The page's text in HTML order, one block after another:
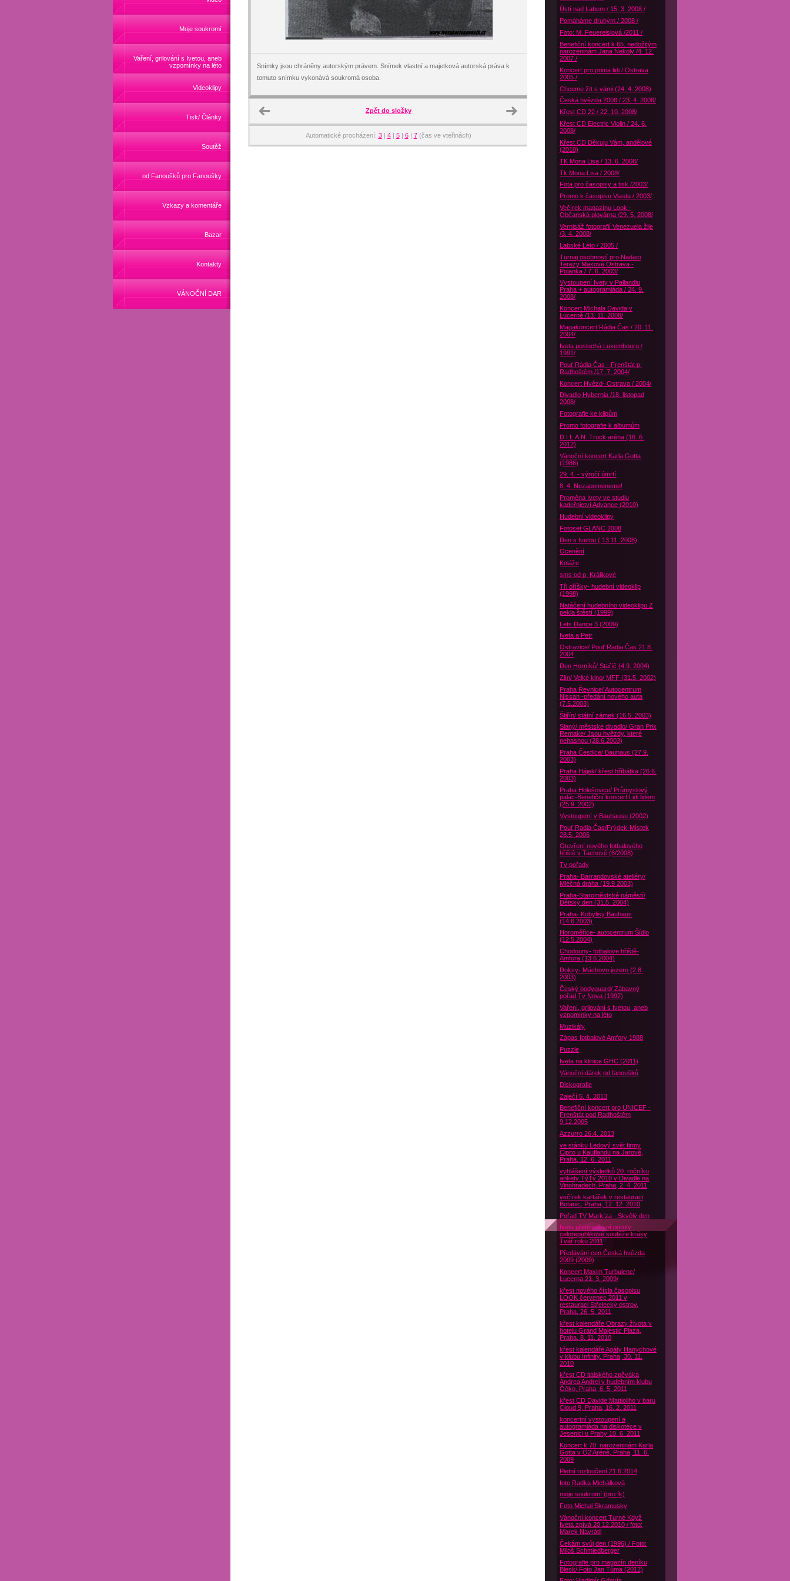
Moje soukromí
Vaření, grilování s Ivetou, aneb
vzpomínky na léto
Videoklipy
Tisk/ Články
Soutěž
od Fanoušků pro Fanoušky
Vzkazy a komentáře
Bazar
Kontakty
VÁNOČNÍ DAR
Snímky jsou chráněny autorským právem. Snímek vlastní a majetková autorská práva k
tomuto snímku vykonává soukromá osoba.
Zpět do složky
Automatické procházení: 3| 4| 5| 6| 7(čas ve vteřinách)
Ústí nad Labem / 15. 3. 2008 /
Pomáháme druhým / 2008 /
Foto: M. Feuereislová /2011 /
Benefiční koncert k 65. nedožitým
narozeninám Jana Nekoly /4. 12.
2007 /
Koncert pro prima lidi / Ostrava
2005 /
Chceme žít s vámi (24. 4. 2008)
Česká hvězda 2008 / 23. 4. 2008/
Křest CD 22 / 22. 10. 2008/
Křest CD Electric Violin / 24. 6.
2008/
Křest CD Děkuju Vám, andělové
(2010)
TK Mona Lisa / 13. 6. 2008/
Tk Mona Lisa / 2008/
Fota pro časopisy a tisk /2003/
Promo k časopisu Vlasta / 2003/
Večírek magazínu Look -
Občanská plovárna /29. 5. 2008/
Vernisáž fotografií Venezuela žije
/3. 4. 2008/
Labské Léto / 2005 /
Turnaj osobností pro Nadaci
Terezy Maxové Ostrava -
Polanka / 7. 6. 2003/
Vystoupení Ivety v Pallandiu
Praha + autogramiáda / 24. 9.
2008/
Koncert Michala Davida v
Lucerně /13. 11. 2008/
Magakoncert Rádia Čas / 20. 11.
2004/
Iveta posluchá Luxembourg /
1991/
Pouť Rádia Čas - Frenštát p.
Radhoštěm /17. 7. 2004/
Koncert Hvězd- Ostrava / 2004/
Divadlo Hybernia /18. listopad
2008/
Fotografie ke klipům
Promo fotografie k albumům
D.I.L.A.N. Truck aréna (16. 6.
2012)
Vánoční koncert Karla Gotta
(1986)
29. 4. - výročí úmrtí
8. 4. Nezapomeneme!
Proměna Ivety ve studiu
kadeřnictví Advance (2010)
Hudební videoklipy
Fotoset GLANC 2008
Den s Ivetou ( 13.11. 2008)
Ocenění
Koláže
sms od p. Králikové
Tři oříšky- hudební videoklip
(1998)
Natáčení hudebního videoklipu Z
pekla štěstí (1999)
Lets Dance 3 (2009)
Iveta a Petr
Ostravice/ Pouť Radia Čas 21.8.
2004
Den Horníků/ Staříč (4.9. 2004)
Zlín/ Velké kino/ MFF (31.5. 2002)
Praha Řevnice/ Autocentrum
Nissan -předání nového auta
(7.5.2003)
Štiřín/ státní zámek (16.5. 2003)
Slaný/ městske divadlo/ Gran Prix
Remake/ Jsou hvězdy, které
nehasnou (28.6.2003)
Praha Čestlice/ Bauhaus (27.9.
2003)
Praha Hájek/ křest hříbátka (26.6.
2003)
Praha Holešovice/ Průmyslový
palác-Benefiční koncert Lidi lidem
(25.9. 2002)
Vystoupení v Bauhausu (2002)
Pouť Radia Čas/Frýdek-Místek
28.5. 2006
Otevření nového fotbalového
hřiště v Tachově (6/2008)
Tv pořady
Praha- Barrandovské ateliéry/
Mléčná dráha (19.9 2003)
Praha-Staroměstské náměstí/
Dětský den (31.5. 2004)
Praha- Kobylisy Bauhaus
(14.6.2003)
Horoměřice- autocentrum Šídlo
(12.5.2004)
Chodouny- fotbalove hřiště-
Amfora (13.6.2004)
Doksy- Máchovo jezero (2.8.
2003)
Český bodyguard/ Zábavný
pořad Tv Nova (1997)
Vaření, grilování s Ivetou, aneb
vzpomínky na léto
Muzikály
Zápas fotbalové Amfory 1988
Puzzle
Iveta na klinice GHC (2011)
Vánoční dárek od fanoušků
Diskografie
Zaječí 5. 4. 2013
Benefiční koncert pro UNICEF -
Frenštát pod Radhoštěm
9.12.2005
Azzurro 26.4. 2013
ve stánku Ledový svět firmy
Čipito u Kauflandu na Jarově,
Praha, 12. 6. 2011
vyhlášení výsledků 20. ročníku
ankety TýTý 2010 v Divadle na
Vinohradech, Praha, 2. 4. 2011
večírek kartářek v restauraci
Botanic, Praha, 12. 12. 2010
Pořad TV Markíza - Skvělý den
Iveta předsedkyní poroty
celorepublikové soutěže krásy
Tvář roku 2011
Předávání cen Česká hvězda
2009 (2009)
Koncert Maxim Turbulenc/
Lucerna 21. 3. 2009/
křest nového čísla časopisu
LOOK červenec 2011 v
restauraci Střelecký ostrov,
Praha, 26. 5. 2011
křest kalendáře Obrazy života v
hotelu Grand Majestic Plaza,
Praha, 8. 11. 2010
křest kalendáře Agáty Hanychové
v klubu Infinity, Praha, 30. 11.
2010
křest CD italského zpěváka
Andrea Andrei v hudebním klubu
Óčko, Praha, 6. 5. 2011
křest CD Davide Mattioliho v baru
Cloud 9, Praha, 16. 2. 2011
koncertní vystoupení a
autogramiáda na diskotéce v
Jesenici u Prahy 10. 6. 2011
Koncert k 70. narozeninám Karla
Gotta v O2 Aréně, Praha, 11. 6.
2009
Pietní rozloučení 21.6 2014
foto Radka Michálková
moje soukromí (pro fk)
Foto Michal Skramusky
Vánoční koncert Turné Když
Iveta zpívá 20.12.2010 / foto:
Marek Navrátil
Čekám svůj den (1996) / Foto:
Miloš Schmiedberger
Fotografie pro magazín deníku
Blesk/ Foto Jan Tůma (2012)